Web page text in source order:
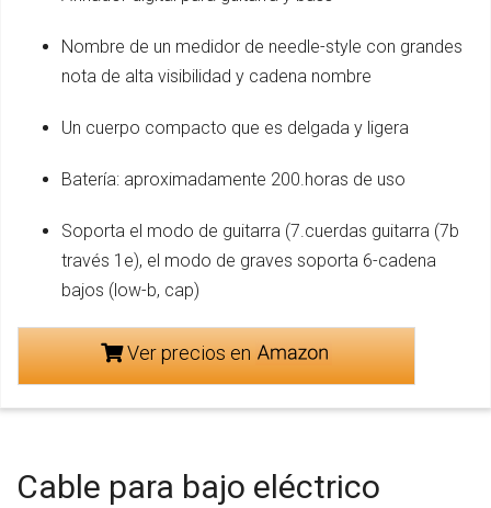
Nombre de un medidor de needle-style con grandes
nota de alta visibilidad y cadena nombre
Un cuerpo compacto que es delgada y ligera
Batería: aproximadamente 200.horas de uso
Soporta el modo de guitarra (7.cuerdas guitarra (7b
través 1e), el modo de graves soporta 6-cadena
bajos (low-b, cap)
Ver precios en
Cable para bajo eléctrico